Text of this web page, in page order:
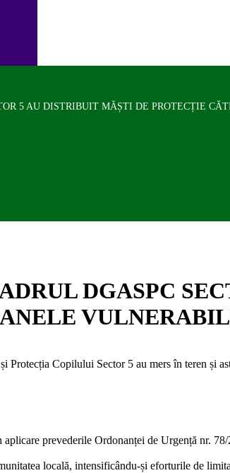
5 AU DISTRIBUIT MĂȘTI DE PROTECȚIE
DGASPC
Copilului Sector 5 au mers în teren și
prevederile Ordonanței de Urgență nr.
locală, intensificându-și eforturile de